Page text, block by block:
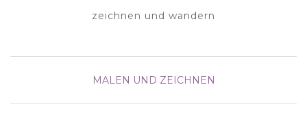
zeichnen und wandern
MALEN UND ZEICHNEN